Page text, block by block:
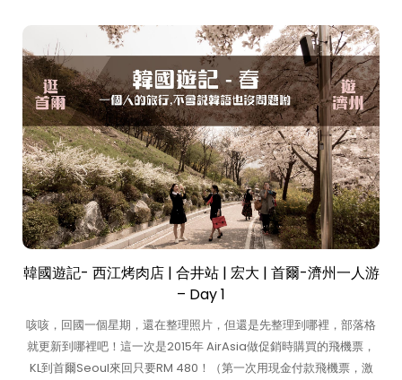
韓國遊記- 西江烤肉店 | 合井站 | 宏大 | 首爾-濟州一人游
– Day 1
咳咳，回國一個星期，還在整理照片，但還是先整理到哪裡，部落格
就更新到哪裡吧！這一次是2015年 AirAsia做促銷時購買的飛機票，
KL到首爾Seoul來回只要RM 480！（第一次用現金付款飛機票，激